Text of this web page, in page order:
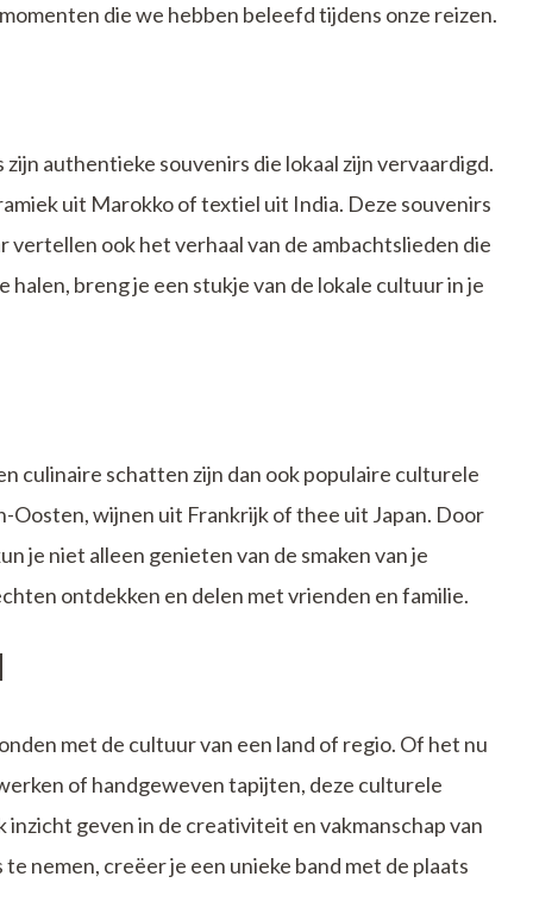
die we hebben beleefd tijdens onze reizen.
authentieke souvenirs die lokaal zijn vervaardigd.
uit Marokko of textiel uit India. Deze souvenirs
vertellen ook het verhaal van de ambachtslieden die
halen, breng je een stukje van de lokale cultuur in je
culinaire schatten zijn dan ook populaire culturele
wijnen uit Frankrijk of thee uit Japan. Door
je niet alleen genieten van de smaken van je
ontdekken en delen met vrienden en familie.
met de cultuur van een land of regio. Of het nu
of handgeweven tapijten, deze culturele
geven in de creativiteit en vakmanschap van
nemen, creëer je een unieke band met de plaats